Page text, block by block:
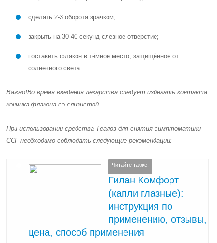
сделать 2-3 оборота зрачком;
закрыть на 30-40 секунд слезное отверстие;
поставить флакон в тёмное место, защищённое от
солнечного света.
Важно!Во время введения лекарства следует избегать контакта
кончика флакона со слизистой.
При использовании средства Теалоз для снятия симптоматики
ССГ необходимо соблюдать следующие рекомендации:
Читайте также:
Гилан Комфорт
(капли глазные):
инструкция по
применению, отзывы,
цена, способ применения